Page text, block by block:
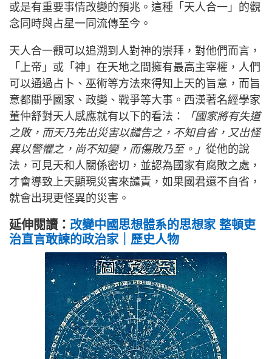
或是有重要事情改變的預兆。這種「天人合一」的觀
念同時與占星一同流傳至今。
天人合一觀可以追溯到人對神的崇拜，對他們而言，
「上帝」或「神」在天地之間擁有最高主宰權，人們
可以通過占卜、巫術等方法來得知上天的旨意，而旨
意都關乎國家、政變、戰爭等大事。西漢著名經學家
董仲舒對天人感應就有以下的看法：
「國家將有失道
之敗，而天乃先出災害以譴告之，不知自省，又出怪
異以警懼之，尚不知變，而傷敗乃至。」 從他的說
法，可見天和人關係密切，並認為國家有腐敗之處，
才會導致上天顯現災害來譴責，如果國君還不自省，
就會出現更怪異的災害。
延伸閱讀： 改變中國思想體系的思想家 整頓吏
治直言敢諫的政治家｜歷史人物